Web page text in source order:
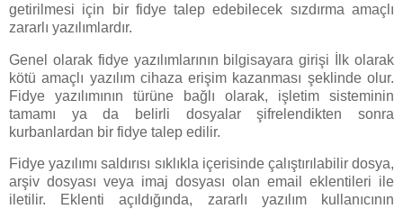
getirilmesi için bir fidye talep edebilecek sızdırma amaçlı
zararlı yazılımlardır.
Genel olarak fidye yazılımlarının bilgisayara girişi İlk olarak
kötü amaçlı yazılım cihaza erişim kazanması şeklinde olur.
Fidye yazılımının türüne bağlı olarak, işletim sisteminin
tamamı ya da belirli dosyalar şifrelendikten sonra
kurbanlardan bir fidye talep edilir.
Fidye yazılımı saldırısı sıklıkla içerisinde çalıştırılabilir dosya,
arşiv dosyası veya imaj dosyası olan email eklentileri ile
iletilir. Eklenti açıldığında, zararlı yazılım kullanıcının